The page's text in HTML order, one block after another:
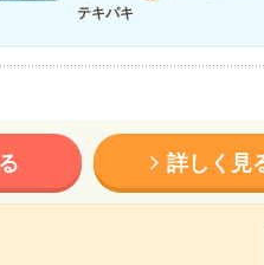
テキパキ
詳しく見